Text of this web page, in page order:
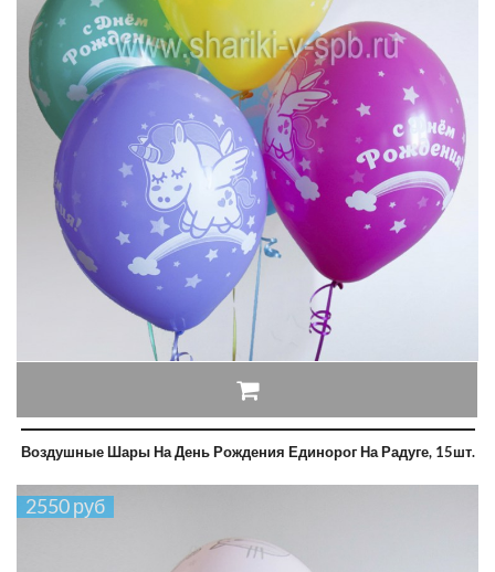
Воздушные Шары На День Рождения Единорог На Радуге, 15шт.
2550 руб